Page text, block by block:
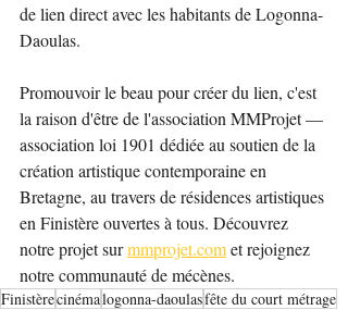
de lien direct avec les habitants de Logonna-
Daoulas.
Promouvoir le beau pour créer du lien, c'est
la raison d'être de l'association MMProjet —
association loi 1901 dédiée au soutien de la
création artistique contemporaine en
Bretagne, au travers de résidences artistiques
en Finistère ouvertes à tous. Découvrez
notre projet sur mmprojet.com et rejoignez
notre communauté de mécènes.
Finistèrecinémalogonna-daoulasfête du court métrage